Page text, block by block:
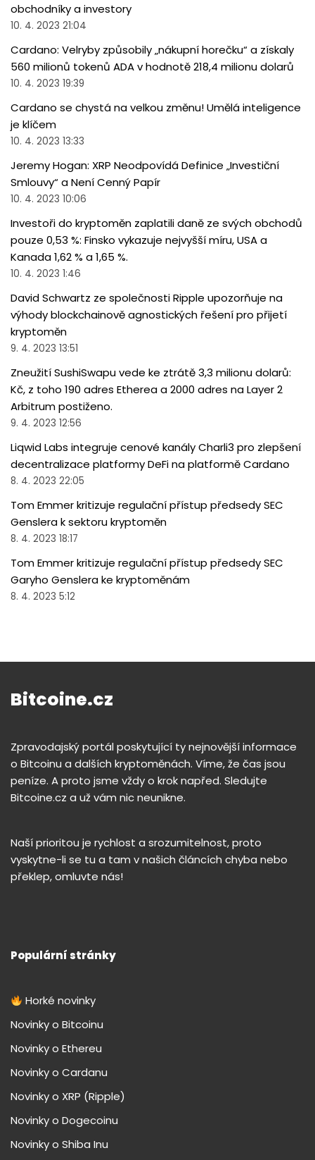
obchodníky a investory
10. 4. 2023 21:04
Cardano: Velryby způsobily „nákupní horečku“ a získaly
560 milionů tokenů ADA v hodnotě 218,4 milionu dolarů
10. 4. 2023 19:39
Cardano se chystá na velkou změnu! Umělá inteligence
je klíčem
10. 4. 2023 13:33
Jeremy Hogan: XRP Neodpovídá Definice „Investiční
Smlouvy“ a Není Cenný Papír
10. 4. 2023 10:06
Investoři do kryptoměn zaplatili daně ze svých obchodů
pouze 0,53 %: Finsko vykazuje nejvyšší míru, USA a
Kanada 1,62 % a 1,65 %.
10. 4. 2023 1:46
David Schwartz ze společnosti Ripple upozorňuje na
výhody blockchainově agnostických řešení pro přijetí
kryptoměn
9. 4. 2023 13:51
Zneužití SushiSwapu vede ke ztrátě 3,3 milionu dolarů:
Kč, z toho 190 adres Etherea a 2000 adres na Layer 2
Arbitrum postiženo.
9. 4. 2023 12:56
Liqwid Labs integruje cenové kanály Charli3 pro zlepšení
decentralizace platformy DeFi na platformě Cardano
8. 4. 2023 22:05
Tom Emmer kritizuje regulační přístup předsedy SEC
Genslera k sektoru kryptoměn
8. 4. 2023 18:17
Tom Emmer kritizuje regulační přístup předsedy SEC
Garyho Genslera ke kryptoměnám
8. 4. 2023 5:12
Bitcoine.cz
Zpravodajský portál poskytující ty nejnovější informace
o Bitcoinu a dalších kryptoměnách. Víme, že čas jsou
peníze. A proto jsme vždy o krok napřed. Sledujte
Bitcoine.cz a už vám nic neunikne.
Naší prioritou je rychlost a srozumitelnost, proto
vyskytne-li se tu a tam v našich článcích chyba nebo
překlep, omluvte nás!
Populární stránky
Horké novinky
Novinky o Bitcoinu
Novinky o Ethereu
Novinky o Cardanu
Novinky o XRP (Ripple)
Novinky o Dogecoinu
Novinky o Shiba Inu